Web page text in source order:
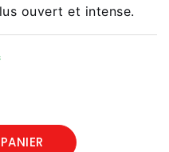
ouvert et intense.